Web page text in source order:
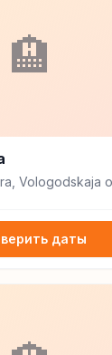
🏨
Vologodskaja
даты